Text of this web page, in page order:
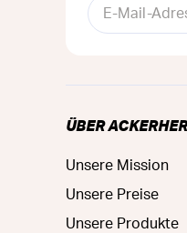
ÜBER
Unsere Mission
Unsere Preise
Unsere Produkte